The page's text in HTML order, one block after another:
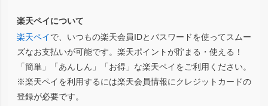
楽天ペイについて
楽天ペイで、いつもの楽天会員IDとパスワードを使ってスムー
ズなお支払いが可能です。楽天ポイントが貯まる・使える！
「簡単」「あんしん」「お得」な楽天ペイをご利用ください。
※楽天ペイを利用するには楽天会員情報にクレジットカードの
登録が必要です。